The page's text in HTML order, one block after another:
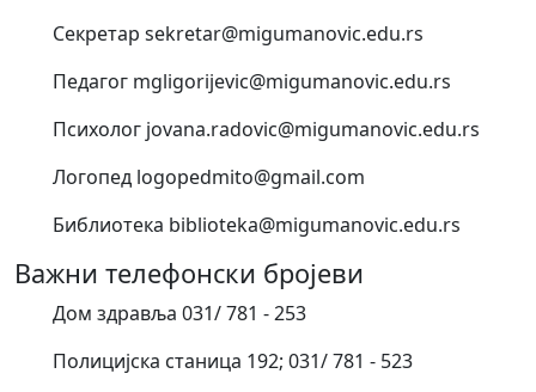
Секретар sekretar@migumanovic.edu.rs
Педагог mgligorijevic@migumanovic.edu.rs
Психолог jovana.radovic@migumanovic.edu.rs
Логопед logopedmito@gmail.com
Библиотека biblioteka@migumanovic.edu.rs
Важни телефонски бројеви
Дом здравља 031/ 781 - 253
Полицијска станица 192; 031/ 781 - 523